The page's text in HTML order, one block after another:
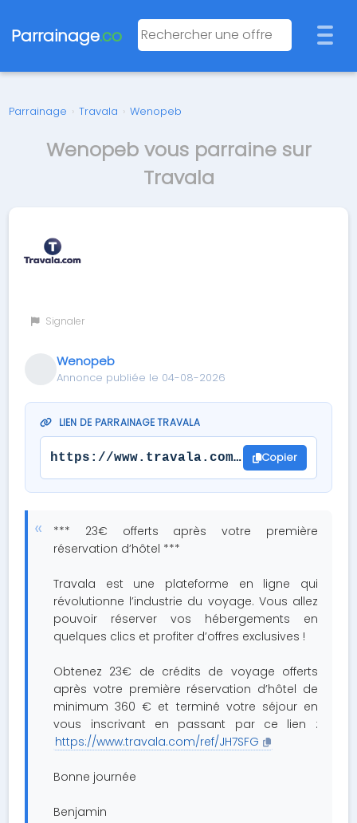
Parrainage.co
Parrainage › Travala › Wenopeb
Wenopeb vous parraine sur
Travala
Signaler
Wenopeb
Annonce publiée le 04-08-2026
LIEN DE PARRAINAGE TRAVALA
https://www.travala.com/ref/JH7SFG
Copier
*** 23€ offerts après votre première
réservation d’hôtel ***
Travala est une plateforme en ligne qui
révolutionne l’industrie du voyage. Vous allez
pouvoir réserver vos hébergements en
quelques clics et profiter d’offres exclusives !
Obtenez 23€ de crédits de voyage offerts
après votre première réservation d’hôtel de
minimum 360 € et terminé votre séjour en
vous inscrivant en passant par ce lien :
https://www.travala.com/ref/JH7SFG
Bonne journée
Benjamin